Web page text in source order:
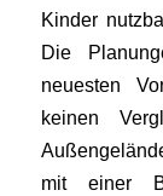
Kinder
Die
neuesten
keinen
mit einer